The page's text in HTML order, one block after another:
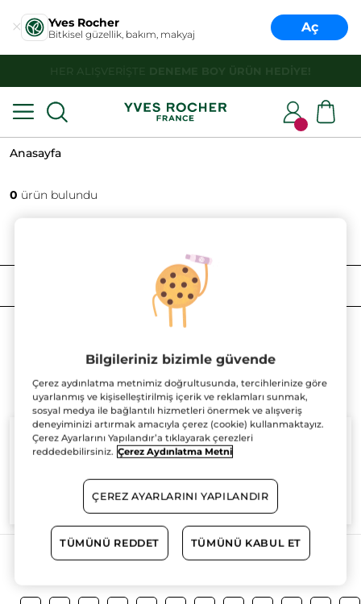
Yves Rocher
Bitkisel güzellik, bakım, makyaj Aç
Anasayfa
0 ürün bulundu
SIRALAMA
%100
aktifler
bitkisel
tarım sahası
Daha Fazlasını Keşfedin!
Bilgileriniz bizimle güvende
Çerez aydınlatma metnimiz doğrultusunda, tercihlerinize göre
uyarlanmış ve kişiselleştirilmiş içerik ve reklamları sunmak,
sosyal medya ile bağlantılı hizmetleri önermek ve alışveriş
deneyiminizi artırmak amacıyla çerez (cookie) kullanmaktayız.
Çerez Ayarlarını Yapılandır’a tıklayarak çerezleri
reddedebilirsiniz. Çerez Aydınlatma Metni
ÇEREZ AYARLARINI YAPILANDIR
TÜMÜNÜ REDDET TÜMÜNÜ KABUL ET